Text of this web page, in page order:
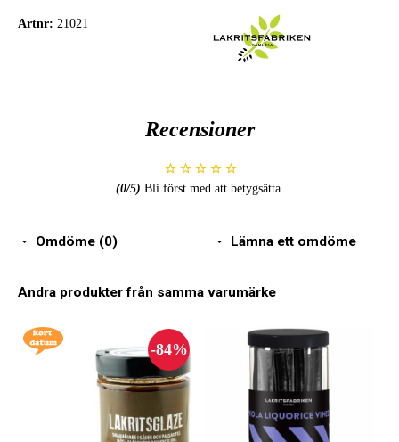
Artnr: 21021
Recensioner
(0/5) Bli först med att betygsätta.
Omdöme (0) Lämna ett omdöme
Andra produkter från samma varumärke